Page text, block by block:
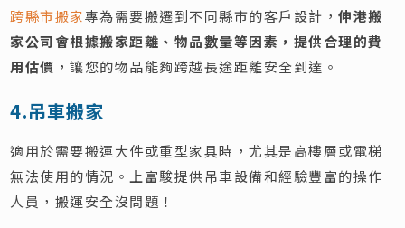
跨縣市搬家專為需要搬遷到不同縣市的客戶設計，伸港搬
家公司會根據搬家距離、物品數量等因素，提供合理的費
用估價 ，讓您的物品能夠跨越長途距離安全到達。
4.吊車搬家
適用於需要搬運大件或重型家具時，尤其是高樓層或電梯
無法使用的情況。上富駿提供吊車設備和經驗豐富的操作
人員，搬運安全沒問題！